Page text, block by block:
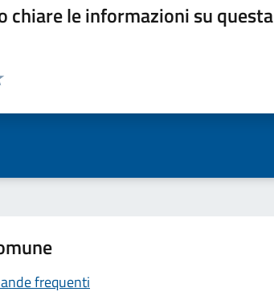
chiare le informazioni su questa
pagina
frequenti